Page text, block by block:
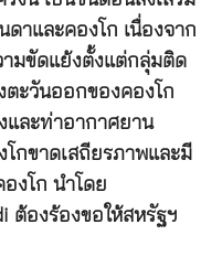
ดาและคองโก เนื่องจาก
มขัดแย้งตั้งแต่กลุ่มติด
ะวันออกของคองโก
และท่าอากาศยาน
กขาดเสถียรภาพและมี
งโก นำโดย
ต้องร้องขอให้สหรัฐฯ